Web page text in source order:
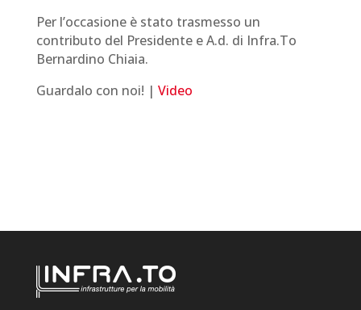
Per l’occasione è stato trasmesso un
contributo del Presidente e A.d. di Infra.To
Bernardino Chiaia.
Guardalo con noi! | Video